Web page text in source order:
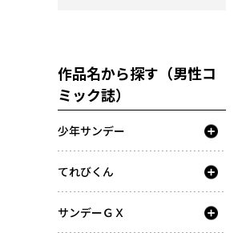
作品名から探す（男性コ
ミック誌）
少年サンデー
てれびくん
サンデーＧＸ